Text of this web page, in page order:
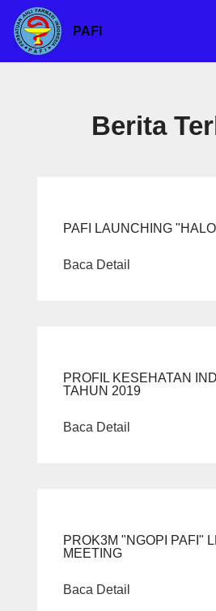
PAFI
Berita
PAFI LAUNCHING
Baca Detail
PROFIL KESEHATAN
TAHUN 2019
Baca Detail
PROK3M "NGOPI PAFI"
MEETING
Baca Detail